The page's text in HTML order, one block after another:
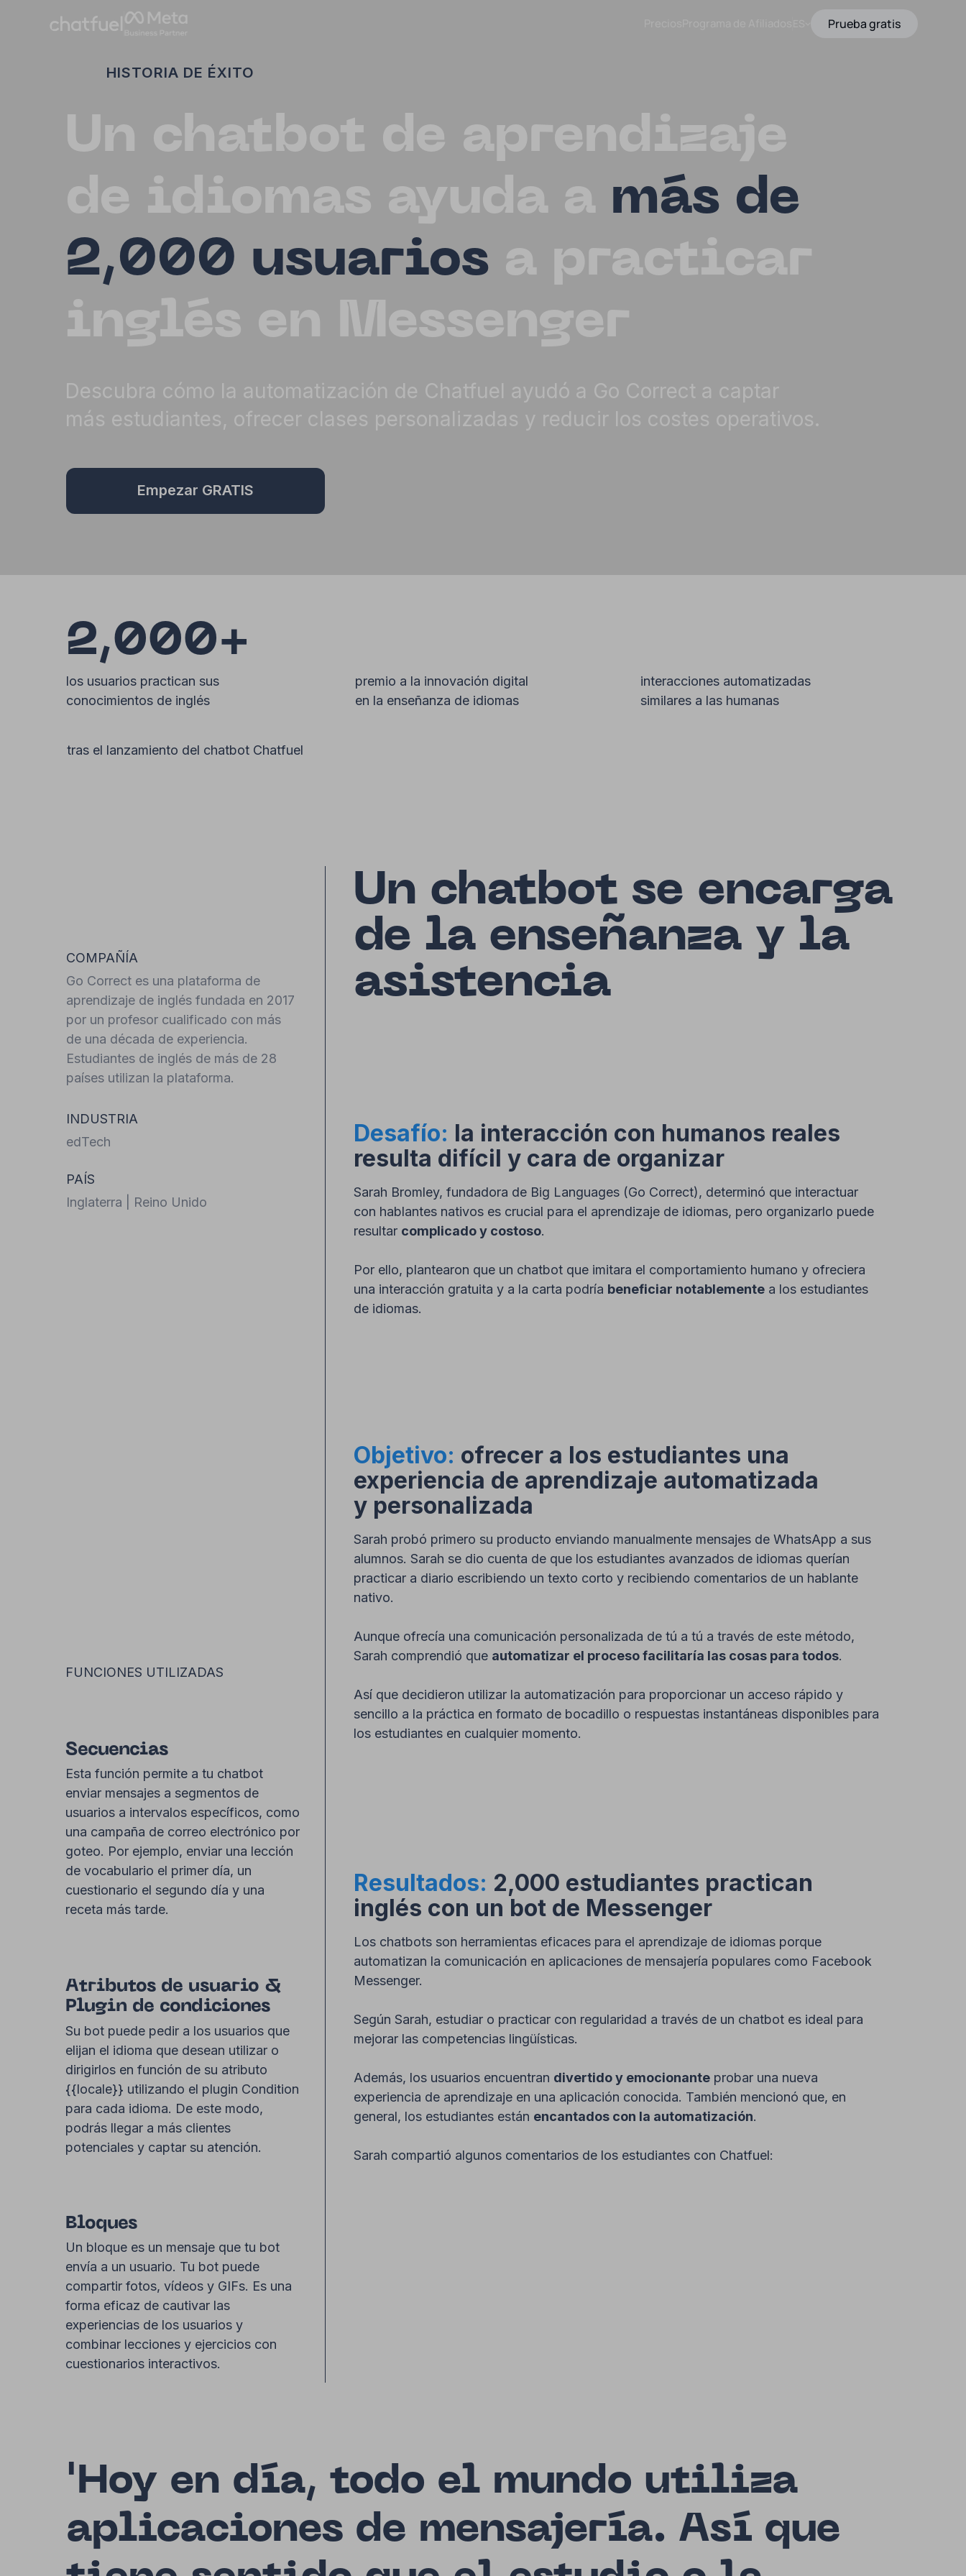
Prueba gratis
Descubra cómo la automatización de Chatfuel ayudó a Go Correct a captar
más estudiantes, ofrecer clases personalizadas y reducir los costes operativos.
Un chatbot de aprendizaje
de idiomas ayuda a más de
2,000 usuarios a practicar
inglés en Messenger
Empezar GRATIS
HISTORIA DE ÉXITO
los usuarios practican sus
conocimientos de inglés
2,000+
premio a la innovación digital
en la enseñanza de idiomas
interacciones automatizadas
similares a las humanas
tras el lanzamiento del chatbot Chatfuel
Sarah Bromley, fundadora de Big Languages (Go Correct), determinó que interactuar
con hablantes nativos es crucial para el aprendizaje de idiomas, pero organizarlo puede
resultar complicado y costoso.
Por ello, plantearon que un chatbot que imitara el comportamiento humano y ofreciera
una interacción gratuita y a la carta podría beneficiar notablemente a los estudiantes
de idiomas.
Un chatbot se encarga
de la enseñanza y la
asistencia
COMPAÑÍA
Go Correct es una plataforma de
aprendizaje de inglés fundada en 2017
por un profesor cualificado con más
de una década de experiencia.
Estudiantes de inglés de más de 28
países utilizan la plataforma.
INDUSTRIA
edTech
PAÍS
Inglaterra | Reino Unido
Desafío: la interacción con humanos reales
resulta difícil y cara de organizar
Sarah probó primero su producto enviando manualmente mensajes de WhatsApp a sus
alumnos. Sarah se dio cuenta de que los estudiantes avanzados de idiomas querían
practicar a diario escribiendo un texto corto y recibiendo comentarios de un hablante
nativo.
Aunque ofrecía una comunicación personalizada de tú a tú a través de este método,
Sarah comprendió que automatizar el proceso facilitaría las cosas para todos.
Así que decidieron utilizar la automatización para proporcionar un acceso rápido y
sencillo a la práctica en formato de bocadillo o respuestas instantáneas disponibles para
los estudiantes en cualquier momento.
Objetivo: ofrecer a los estudiantes una
experiencia de aprendizaje automatizada
y personalizada
Los chatbots son herramientas eficaces para el aprendizaje de idiomas porque
automatizan la comunicación en aplicaciones de mensajería populares como Facebook
Messenger.
Según Sarah, estudiar o practicar con regularidad a través de un chatbot es ideal para
mejorar las competencias lingüísticas.
Además, los usuarios encuentran divertido y emocionante probar una nueva
experiencia de aprendizaje en una aplicación conocida. También mencionó que, en
general, los estudiantes están encantados con la automatización.
Sarah compartió algunos comentarios de los estudiantes con Chatfuel:
Resultados: 2,000 estudiantes practican
inglés con un bot de Messenger
FUNCIONES UTILIZADAS
Secuencias
Esta función permite a tu chatbot
enviar mensajes a segmentos de
usuarios a intervalos específicos, como
una campaña de correo electrónico por
goteo. Por ejemplo, enviar una lección
de vocabulario el primer día, un
cuestionario el segundo día y una
receta más tarde.
Atributos de usuario &
Plugin de condiciones
Su bot puede pedir a los usuarios que
elijan el idioma que desean utilizar o
dirigirlos en función de su atributo
{{locale}} utilizando el plugin Condition
para cada idioma. De este modo,
podrás llegar a más clientes
potenciales y captar su atención.
Bloques
Un bloque es un mensaje que tu bot
envía a un usuario. Tu bot puede
compartir fotos, vídeos y GIFs. Es una
forma eficaz de cautivar las
experiencias de los usuarios y
combinar lecciones y ejercicios con
cuestionarios interactivos.
'Hoy en día, todo el mundo utiliza
aplicaciones de mensajería. Así que